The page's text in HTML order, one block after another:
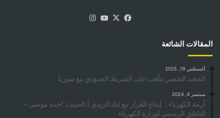
فيسبوك
‫X
‫YouTube
المقالات الشائعة
أغسطس 19, 2025
الحشد الشعبي يتأهب على الشريط الحدودي مع سوريا
سبتمبر 4, 2024
أزمة الكهرباء… إيقاع القرار مع اياد الزيدي | الضيف: احمد موسى –
الناطق الرسمي لوزارة الكهرباء